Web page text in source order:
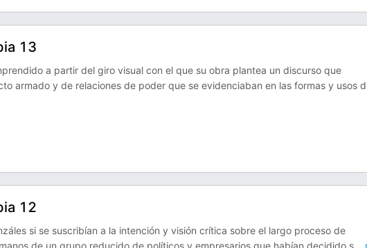
13
a partir del giro visual con el que su obra plantea un discurso que
armado y de relaciones de poder que se evidenciaban en las formas y usos
12
si se suscribían a la intención y visión crítica sobre el largo proceso de
de un grupo reducido de políticos y empresarios que habían decidido s...